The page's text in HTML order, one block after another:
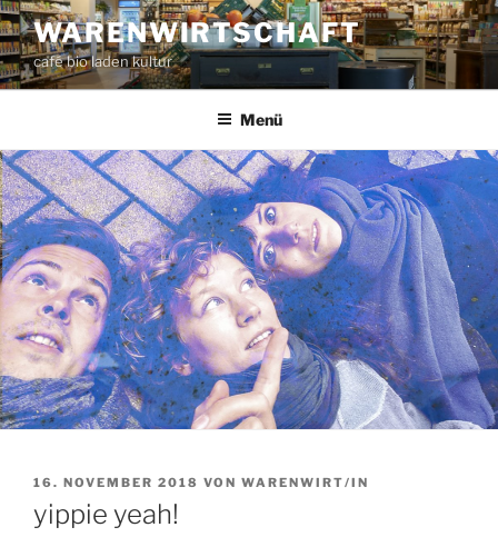
Zum
Inhalt
springen
WARENWIRTSCHAFT
café bio laden kultur
Menü
VERÖFFENTLICHT
AM
16. NOVEMBER 2018 VON WARENWIRT/IN
yippie yeah!